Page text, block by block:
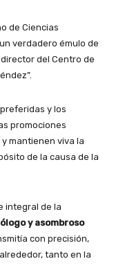
de Ciencias
verdadero émulo de
del Centro de
y los
promociones
mantienen viva la
de la causa de la
integral de la
y asombroso
con precisión,
tanto en la